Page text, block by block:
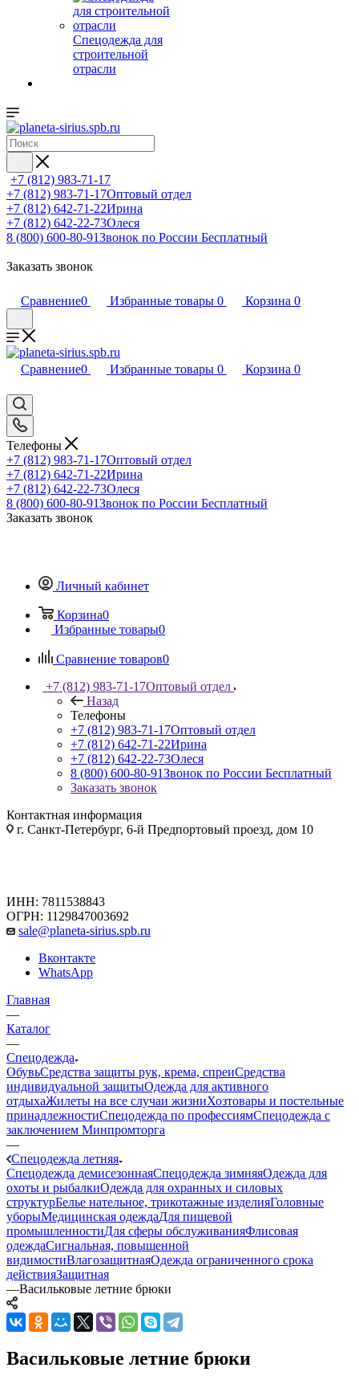
Спецодежда для
строительной
отрасли
+7 (812) 983-71-17
+7 (812) 983-71-17Оптовый отдел
+7 (812) 642-71-22Ирина
+7 (812) 642-22-73Олеся
8 (800) 600-80-91Звонок по России Бесплатный
Заказать звонок
Сравнение0 Избранные товары 0 Корзина 0
Сравнение0 Избранные товары 0 Корзина 0
Телефоны
+7 (812) 983-71-17Оптовый отдел
+7 (812) 642-71-22Ирина
+7 (812) 642-22-73Олеся
8 (800) 600-80-91Звонок по России Бесплатный
Заказать звонок
Личный кабинет
Корзина0
Избранные товары0
Сравнение товаров0
+7 (812) 983-71-17Оптовый отдел
Назад
Телефоны
+7 (812) 983-71-17Оптовый отдел
+7 (812) 642-71-22Ирина
+7 (812) 642-22-73Олеся
8 (800) 600-80-91Звонок по России Бесплатный
Заказать звонок
Контактная информация
г. Санкт-Петербург, 6-й Предпортовый проезд, дом 10
ИНН: 7811538843
ОГРН: 1129847003692
sale@planeta-sirius.spb.ru
Вконтакте
WhatsApp
Главная
—
Каталог
—
Спецодежда
ОбувьСредства защиты рук, крема, спреиСредства
индивидуальной защитыОдежда для активного
отдыхаЖилеты на все случаи жизниХозтовары и постельные
принадлежностиСпецодежда по профессиямСпецодежда с
заключением Минпромторга
—
Спецодежда летняя
Спецодежда демисезоннаяСпецодежда зимняяОдежда для
охоты и рыбалкиОдежда для охранных и силовых
структурБелье нательное, трикотажные изделияГоловные
уборыМедицинская одеждаДля пищевой
промышленностиДля сферы обслуживанияФлисовая
одеждаСигнальная, повышенной
видимостиВлагозащитнаяОдежда ограниченного срока
действияЗащитная
—Васильковые летние брюки
Васильковые летние брюки